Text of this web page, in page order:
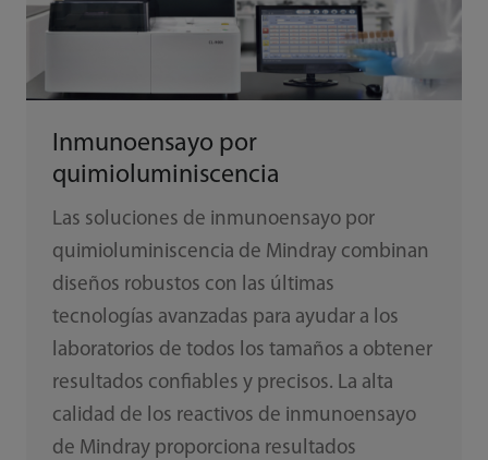
Inmunoensayo por
quimioluminiscencia
Las soluciones de inmunoensayo por
quimioluminiscencia de Mindray combinan
diseños robustos con las últimas
tecnologías avanzadas para ayudar a los
laboratorios de todos los tamaños a obtener
resultados confiables y precisos. La alta
calidad de los reactivos de inmunoensayo
de Mindray proporciona resultados